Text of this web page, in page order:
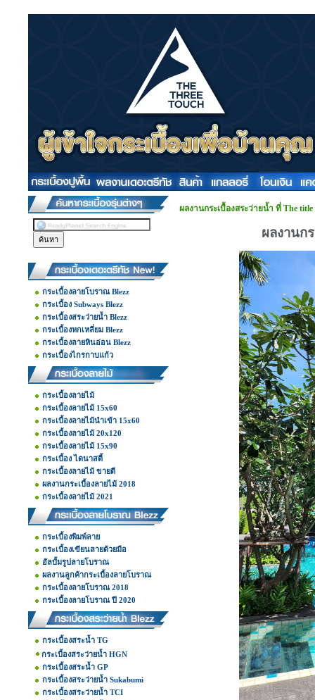
กระเบื้องลายโบราณ Blezz
กระเบื้อง Subways Blezz
กระเบื้องสระว่ายน้ำ Blezz
กระเบื้องหกเหลี่ยม Blezz
กระเบื้องลายหินอ่อน Blezz
กระเบื้องไกรกาบแก้ว
กระเบื้องลายไม้
กระเบื้องลายไม้ 15x60
กระเบื้องลายไม้นำเข้า 15x60
กระเบื้องลายไม้ 20x120
กระเบื้องลายไม้ 15x90
กระเบื้อง ไดนาสตี้
กระเบื้องลายไม้ ขายดี
ผลงานกระเบื้องลายไม้ 2018
กระเบื้องลายไม้ 2021
กระเบื้องพิมพ์ลาย
กระเบื้องเขียนลายด้วยมือ
อัลบั้มรูปลายโบราณ
ผลงานลูกค้ากระเบื้องลายโบราณ
กระเบื้องลายโบราณ 2018
กระเบื้องลายโบราณ ปี 2020
กระเบื้องสระน้ำ TG
กระเบื้องสระว่ายน้ำ HGN
กระเบื้องสระน้ำ GP
กระเบื้องสระว่ายน้ำ Sukabumi
กระเบื้องสระว่ายน้ำ TCI
ผลงานกระเบื้องสระว่ายน้ำ ที่ The
ผลงานก